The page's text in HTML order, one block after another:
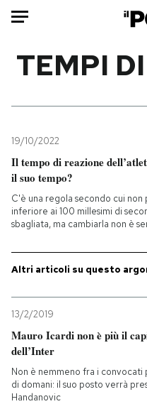
Mondo
Politica
Tecnologia
Internet
Scienza
Economia
PODCAST
NEWSLETTER
TEMPI
19/10/2022
Il tempo di reazione
il suo tempo?
C'è una regola secondo cui non
inferiore ai 100 millesimi di
sbagliata, ma cambiarla non è
Altri articoli su questo
13/2/2019
Mauro Icardi non è più il
dell’Inter
Non è nemmeno fra i convocati
di domani: il suo posto verrà
Handanovic